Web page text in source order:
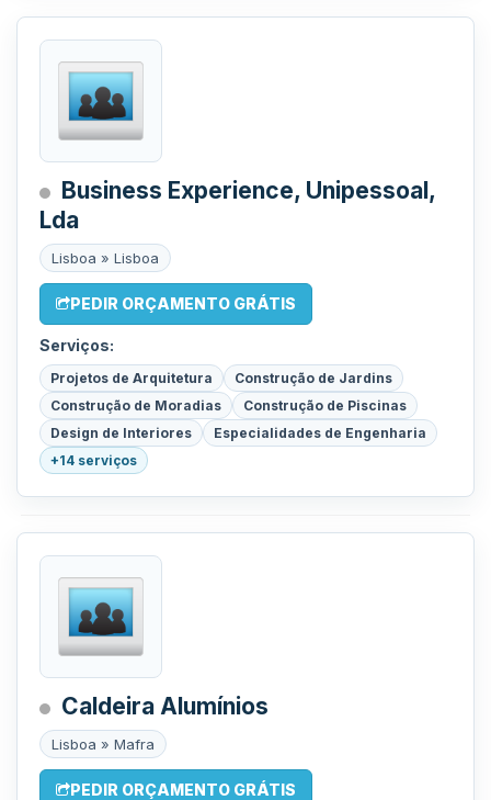
Business Experience, Unipessoal,
Lda
Lisboa » Lisboa
PEDIR ORÇAMENTO GRÁTIS
Serviços:
Projetos de Arquitetura
Construção de Jardins
Construção de Moradias
Construção de Piscinas
Design de Interiores
Especialidades de Engenharia
+14 serviços
Caldeira Alumínios
Lisboa » Mafra
PEDIR ORÇAMENTO GRÁTIS